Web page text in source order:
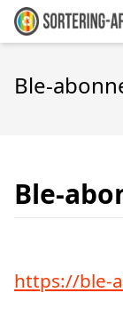
Ble-
Ble-
https://ble-